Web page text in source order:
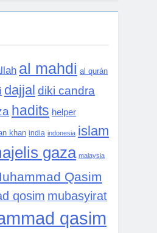
al mahdi al qurán
dajjal diki candra
hadits helper
khan india indonesia islam
gaza malaysia
Qasim
qosim mubasyirat
qasim